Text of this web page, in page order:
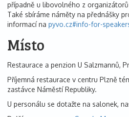
případně u libovolného z
Také sbíráme náměty na přednášky
informací na pyvo.cz#info-for-
Místo
Restaurace a penzion U Salzmannů,
Příjemná restaurace v centru Plzně
zastávce Náměstí Republiky.
U personálu se dotažte na salonek,